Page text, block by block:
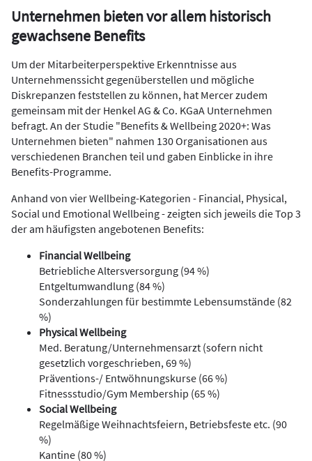
Unternehmen bieten vor allem historisch
gewachsene Benefits
Um der Mitarbeiterperspektive Erkenntnisse aus
Unternehmenssicht gegenüberstellen und mögliche
Diskrepanzen feststellen zu können, hat Mercer zudem
gemeinsam mit der Henkel AG & Co. KGaA Unternehmen
befragt. An der Studie "Benefits & Wellbeing 2020+: Was
Unternehmen bieten" nahmen 130 Organisationen aus
verschiedenen Branchen teil und gaben Einblicke in ihre
Benefits-Programme.
Anhand von vier Wellbeing-Kategorien - Financial, Physical,
Social und Emotional Wellbeing - zeigten sich jeweils die Top 3
der am häufigsten angebotenen Benefits:
Financial Wellbeing
Betriebliche Altersversorgung (94 %)
Entgeltumwandlung (84 %)
Sonderzahlungen für bestimmte Lebensumstände (82
%)
Physical Wellbeing
Med. Beratung/Unternehmensarzt (sofern nicht
gesetzlich vorgeschrieben, 69 %)
Präventions-/ Entwöhnungskurse (66 %)
Fitnessstudio/Gym Membership (65 %)
Social Wellbeing
Regelmäßige Weihnachtsfeiern, Betriebsfeste etc. (90
%)
Kantine (80 %)